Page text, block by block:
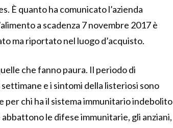
È quanto ha comunicato l’azienda
a scadenza 7 novembre 2017 è
ma riportato nel luogo d’acquisto.
che fanno paura. Il periodo di
e i sintomi della listeriosi sono
per chi ha il sistema immunitario indebolito
le difese immunitarie, gli anziani,